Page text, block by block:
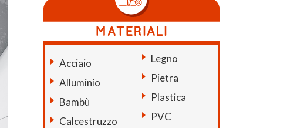
Acciaio
Alluminio
Bambù
Calcestruzzo
Legno
Pietra
Plastica
PVC